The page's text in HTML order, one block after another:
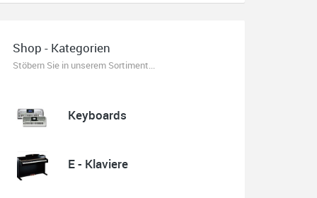
Habe mir heute eine E-Gitarre und einen Amp gekauft.
Erstklassige Beratung vom Chef. Hier fühlt man sich
aufgehoben. Finger weg vom Internet. Kauft beim
Fachmann zu guten Konditionen. Es zahlt sich aus.
Quelle: Google-Rezension
Shop - Kategorien
Stöbern Sie in unserem Sortiment...
Keyboards
E - Klaviere